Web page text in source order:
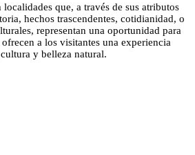
que, a través de sus atributos
hechos trascendentes, cotidianidad, o
representan una oportunidad para
a los visitantes una experiencia
y belleza natural.